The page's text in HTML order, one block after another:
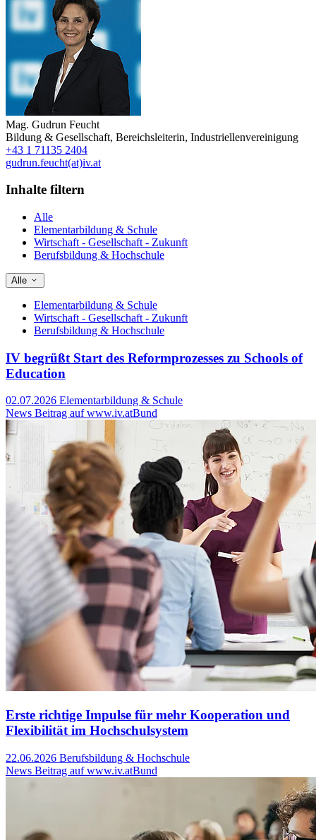
Mag. Gudrun Feucht
Bildung & Gesellschaft, Bereichsleiterin, Industriellenvereinigung
+43 1 71135 2404
gudrun.feucht(at)iv.at
Inhalte filtern
Alle
Elementarbildung & Schule
Wirtschaft - Gesellschaft - Zukunft
Berufsbildung & Hochschule
Alle
Elementarbildung & Schule
Wirtschaft - Gesellschaft - Zukunft
Berufsbildung & Hochschule
IV begrüßt Start des Reformprozesses zu Schools of
Education
02.07.2026 Elementarbildung & Schule
News Beitrag auf www.iv.atBund
Erste richtige Impulse für mehr Kooperation und
Flexibilität im Hochschulsystem
22.06.2026 Berufsbildung & Hochschule
News Beitrag auf www.iv.atBund